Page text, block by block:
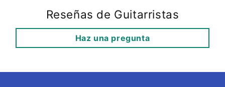
Reseñas de Guitarristas
Haz una pregunta